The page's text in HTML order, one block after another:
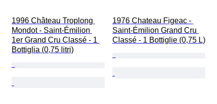
1996 Château Troplong
Mondot - Saint-Émilion
1er Grand Cru Classé - 1
Bottiglia (0,75 litri)
1976 Chateau Figeac -
Saint-Émilion Grand Cru
Classé - 1 Bottiglie (0,75 L)